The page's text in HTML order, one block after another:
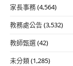
家長事務(4,564)
教務處公告(3,532)
教師甄選(42)
未分類(1,285)